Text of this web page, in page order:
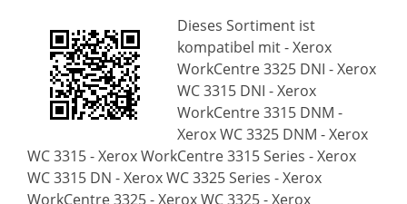
Dieses Sortiment ist
kompatibel mit - Xerox
WorkCentre 3325 DNI - Xerox
WC 3315 DNI - Xerox
WorkCentre 3315 DNM -
Xerox WC 3325 DNM - Xerox
WC 3315 - Xerox WorkCentre 3315 Series - Xerox
WC 3315 DN - Xerox WC 3325 Series - Xerox
WorkCentre 3325 - Xerox WC 3325 - Xerox